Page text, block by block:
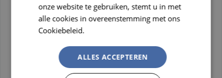
onze website te gebruiken, stemt u in met
alle cookies in overeenstemming met ons
Cookiebeleid.
ALLES ACCEPTEREN